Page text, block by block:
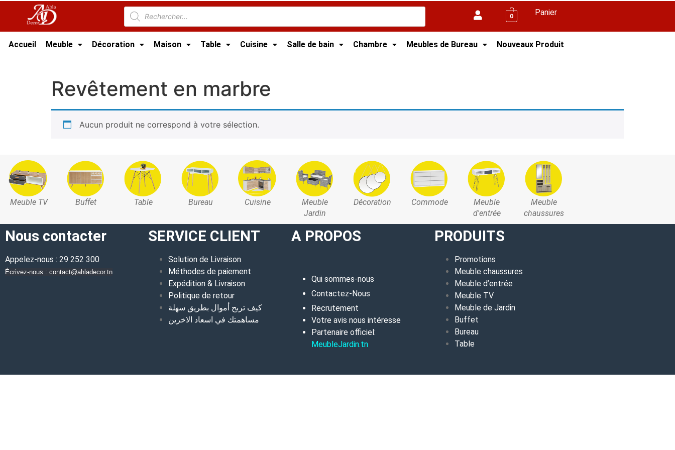
0 Panier
Accueil Meuble Décoration Maison Table Cuisine Salle de bain Chambre Meubles de Bureau Nouveaux Produit
Revêtement en marbre
Aucun produit ne correspond à votre sélection.
Meuble TV Buffet Table Bureau Cuisine
Meuble
Jardin
Décoration Commode
Meuble
d'entrée
Meuble
chaussures
Nous contacter
Appelez-nous : 29 252 300
Écrivez-nous : contact@ahladecor.tn
SERVICE CLIENT
Solution de Livraison
Méthodes de paiement
Expédition & Livraison
Politique de retour
كيف تربح أموال بطريق سهلة
مساهمتك في اسعاد الاخرين
A PROPOS
Qui sommes-nous
Contactez-Nous
Recrutement
Votre avis nous intéresse
Partenaire officiel:
MeubleJardin.tn
PRODUITS
Promotions
Meuble chaussures
Meuble d’entrée
Meuble TV
Meuble de Jardin
Buffet
Bureau
Table